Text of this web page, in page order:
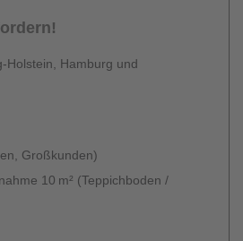
Holstein, Hamburg und
Großkunden)
10 m² (Teppichboden /